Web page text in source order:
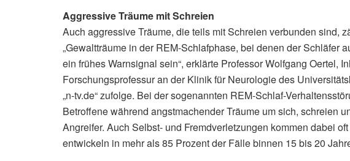
Aggressive Träume mit Schreien
Auch aggressive Träume, die teils mit Schreien verbunden sind,
„Gewaltträume in der REM-Schlafphase, bei denen der Schläfer
ein frühes Warnsignal sein“, erklärte Professor Wolfgang Oertel,
Forschungsprofessur an der Klinik für Neurologie des
„n-tv.de“ zufolge. Bei der sogenannten REM-Schlaf-
Betroffene während angstmachender Träume um sich, schreien
Angreifer. Auch Selbst- und Fremdverletzungen kommen dabei
entwickeln in mehr als 85 Prozent der Fälle binnen 15 bis 20